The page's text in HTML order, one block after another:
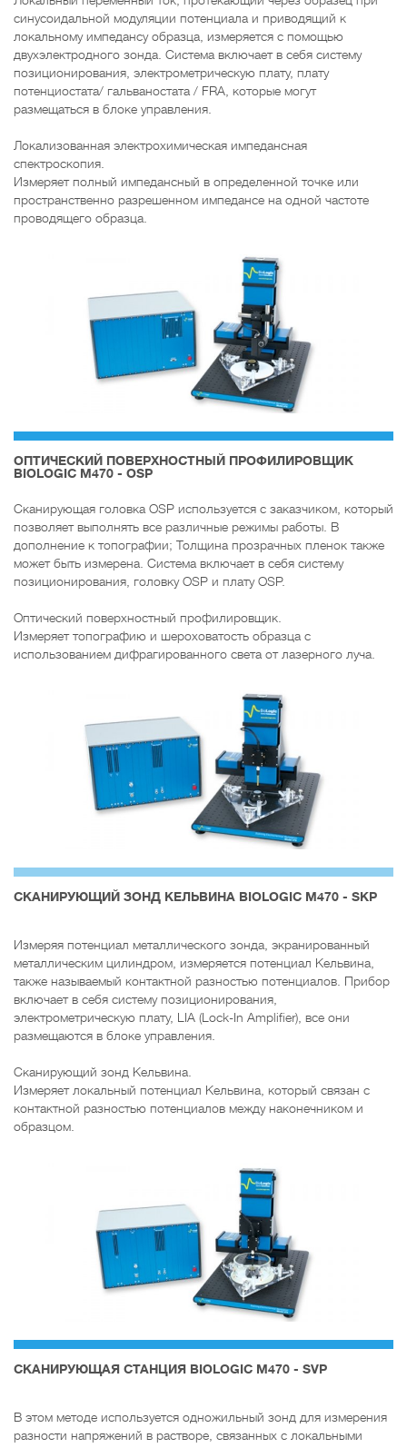
синусоидальной модуляции потенциала и приводящий к
локальному импедансу образца, измеряется с помощью
двухэлектродного зонда. Система включает в себя систему
позиционирования, электрометрическую плату, плату
потенциостата/ гальваностата / FRA, которые могут
размещаться в блоке управления.
Локализованная электрохимическая импедансная
спектроскопия.
Измеряет полный импедансный в определенной точке или
пространственно разрешенном импедансе на одной частоте
проводящего образца.
ОПТИЧЕСКИЙ ПОВЕРХНОСТНЫЙ ПРОФИЛИРОВЩИК
BIOLOGIC M470 - OSP
Сканирующая головка OSP используется с заказчиком, который
позволяет выполнять все различные режимы работы. В
дополнение к топографии; Толщина прозрачных пленок также
может быть измерена. Система включает в себя систему
позиционирования, головку OSP и плату OSP.
Оптический поверхностный профилировщик.
Измеряет топографию и шероховатость образца с
использованием дифрагированного света от лазерного луча.
СКАНИРУЮЩИЙ ЗОНД КЕЛЬВИНА BIOLOGIC M470 - SKP
Измеряя потенциал металлического зонда, экранированный
металлическим цилиндром, измеряется потенциал Кельвина,
также называемый контактной разностью потенциалов. Прибор
включает в себя систему позиционирования,
электрометрическую плату, LIA (Lock-In Amplifier), все они
размещаются в блоке управления.
Сканирующий зонд Кельвина.
Измеряет локальный потенциал Кельвина, который связан с
контактной разностью потенциалов между наконечником и
образцом.
CКАНИРУЮЩАЯ СТАНЦИЯ BIOLOGIC M470 - SVP
В этом методе используется одножильный зонд для измерения
разности напряжений в растворе, связанных с локальными